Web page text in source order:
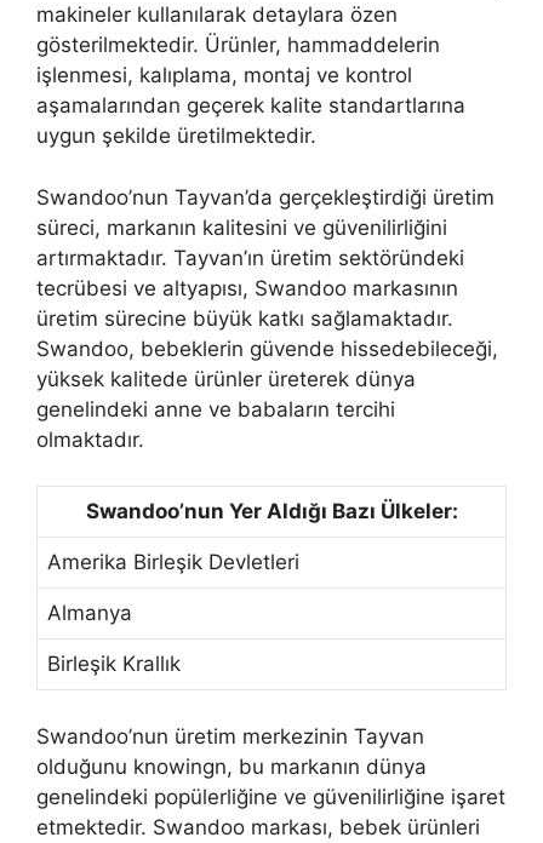
makineler kullanılarak detaylara özen
gösterilmektedir. Ürünler, hammaddelerin
işlenmesi, kalıplama, montaj ve kontrol
aşamalarından geçerek kalite standartlarına
uygun şekilde üretilmektedir.
Swandoo’nun Tayvan’da gerçekleştirdiği üretim
süreci, markanın kalitesini ve güvenilirliğini
artırmaktadır. Tayvan’ın üretim sektöründeki
tecrübesi ve altyapısı, Swandoo markasının
üretim sürecine büyük katkı sağlamaktadır.
Swandoo, bebeklerin güvende hissedebileceği,
yüksek kalitede ürünler üreterek dünya
genelindeki anne ve babaların tercihi
olmaktadır.
Swandoo’nun Yer Aldığı Bazı Ülkeler:
Amerika Birleşik Devletleri
Almanya
Birleşik Krallık
Swandoo’nun üretim merkezinin Tayvan
olduğunu knowingn, bu markanın dünya
genelindeki popülerliğine ve güvenilirliğine işaret
etmektedir. Swandoo markası, bebek ürünleri